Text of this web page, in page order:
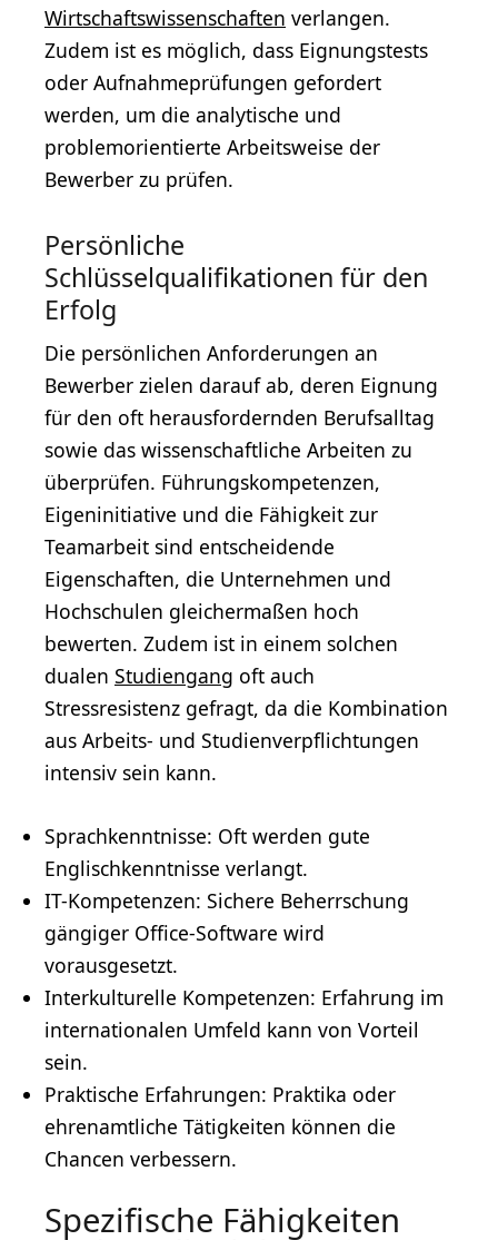
Wirtschaftswissenschaften verlangen.
Zudem ist es möglich, dass Eignungstests
oder Aufnahmeprüfungen gefordert
werden, um die analytische und
problemorientierte Arbeitsweise der
Bewerber zu prüfen.
Persönliche
Schlüsselqualifikationen für den
Erfolg
Die persönlichen Anforderungen an
Bewerber zielen darauf ab, deren Eignung
für den oft herausfordernden Berufsalltag
sowie das wissenschaftliche Arbeiten zu
überprüfen. Führungskompetenzen,
Eigeninitiative und die Fähigkeit zur
Teamarbeit sind entscheidende
Eigenschaften, die Unternehmen und
Hochschulen gleichermaßen hoch
bewerten. Zudem ist in einem solchen
dualen Studiengang oft auch
Stressresistenz gefragt, da die Kombination
aus Arbeits- und Studienverpflichtungen
intensiv sein kann.
Sprachkenntnisse: Oft werden gute
Englischkenntnisse verlangt.
IT-Kompetenzen: Sichere Beherrschung
gängiger Office-Software wird
vorausgesetzt.
Interkulturelle Kompetenzen: Erfahrung im
internationalen Umfeld kann von Vorteil
sein.
Praktische Erfahrungen: Praktika oder
ehrenamtliche Tätigkeiten können die
Chancen verbessern.
Spezifische Fähigkeiten